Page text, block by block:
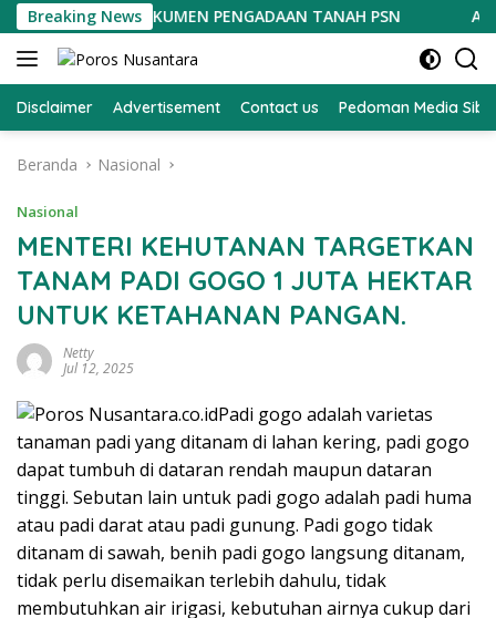
Langsung
ke
konten
Breaking News
DOKUMEN PENGADAAN TANAH PSN Aksi Polantas
Disclaimer Advertisement Contact us Pedoman Media
Beranda Nasional
Nasional
MENTERI KEHUTANAN TARGETKAN
TANAM PADI GOGO 1 JUTA HEKTAR
UNTUK KETAHANAN PANGAN.
Netty
Jul 12, 2025